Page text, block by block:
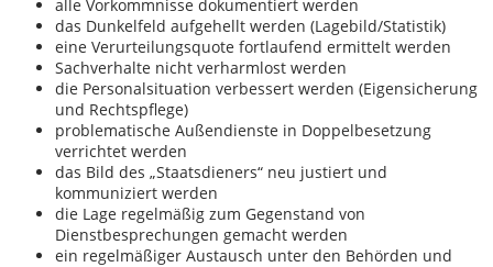
alle Vorkommnisse dokumentiert werden
das Dunkelfeld aufgehellt werden (Lagebild/Statistik)
eine Verurteilungsquote fortlaufend ermittelt werden
Sachverhalte nicht verharmlost werden
die Personalsituation verbessert werden (Eigensicherung
und Rechtspflege)
problematische Außendienste in Doppelbesetzung
verrichtet werden
das Bild des „Staatsdieners“ neu justiert und
kommuniziert werden
die Lage regelmäßig zum Gegenstand von
Dienstbesprechungen gemacht werden
ein regelmäßiger Austausch unter den Behörden und